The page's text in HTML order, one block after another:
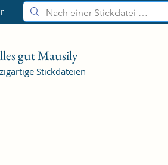
gut Mausily
Stickdateien